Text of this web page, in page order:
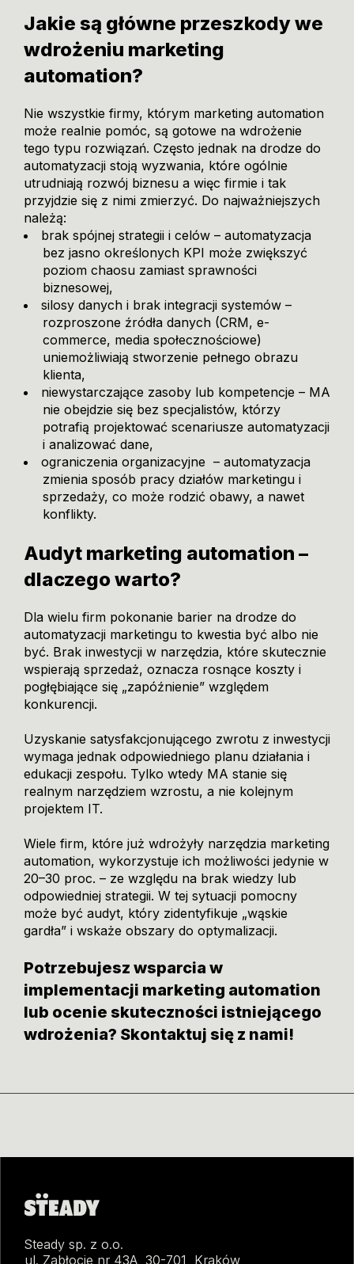
Jakie są główne przeszkody we
wdrożeniu marketing
automation?
Nie wszystkie firmy, którym marketing automation
może realnie pomóc, są gotowe na wdrożenie
tego typu rozwiązań. Często jednak na drodze do
automatyzacji stoją wyzwania, które ogólnie
utrudniają rozwój biznesu a więc firmie i tak
przyjdzie się z nimi zmierzyć. Do najważniejszych
należą:
brak spójnej strategii i celów – automatyzacja
bez jasno określonych KPI może zwiększyć
poziom chaosu zamiast sprawności
biznesowej,
silosy danych i brak integracji systemów –
rozproszone źródła danych (CRM, e-
commerce, media społecznościowe)
uniemożliwiają stworzenie pełnego obrazu
klienta,
niewystarczające zasoby lub kompetencje – MA
nie obejdzie się bez specjalistów, którzy
potrafią projektować scenariusze automatyzacji
i analizować dane,
ograniczenia organizacyjne – automatyzacja
zmienia sposób pracy działów marketingu i
sprzedaży, co może rodzić obawy, a nawet
konflikty.
Audyt marketing automation –
dlaczego warto?
Dla wielu firm pokonanie barier na drodze do
automatyzacji marketingu to kwestia być albo nie
być. Brak inwestycji w narzędzia, które skutecznie
wspierają sprzedaż, oznacza rosnące koszty i
pogłębiające się „zapóźnienie” względem
konkurencji.
Uzyskanie satysfakcjonującego zwrotu z inwestycji
wymaga jednak odpowiedniego planu działania i
edukacji zespołu. Tylko wtedy MA stanie się
realnym narzędziem wzrostu, a nie kolejnym
projektem IT.
Wiele firm, które już wdrożyły narzędzia marketing
automation, wykorzystuje ich możliwości jedynie w
20–30 proc. – ze względu na brak wiedzy lub
odpowiedniej strategii. W tej sytuacji pomocny
może być audyt, który zidentyfikuje „wąskie
gardła” i wskaże obszary do optymalizacji.
Potrzebujesz wsparcia w
implementacji marketing automation
lub ocenie skuteczności istniejącego
wdrożenia? Skontaktuj się z nami!
Steady sp. z o.o.
ul. Zabłocie nr 43A, 30-701, Kraków